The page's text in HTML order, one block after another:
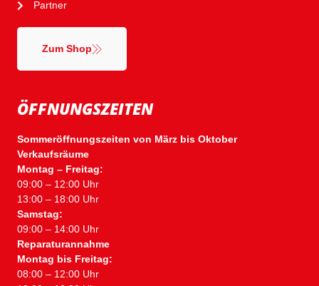
ÖFFNUNGSZEITEN
Sommeröffnungszeiten von März bis Oktober
Verkaufsräume
Montag – Freitag:
09:00 – 12:00 Uhr
13:00 – 18:00 Uhr
Samstag:
09:00 – 14:00 Uhr
Reparaturannahme
Montag bis Freitag:
08:00 – 12:00 Uhr
Partner
Zum Shop